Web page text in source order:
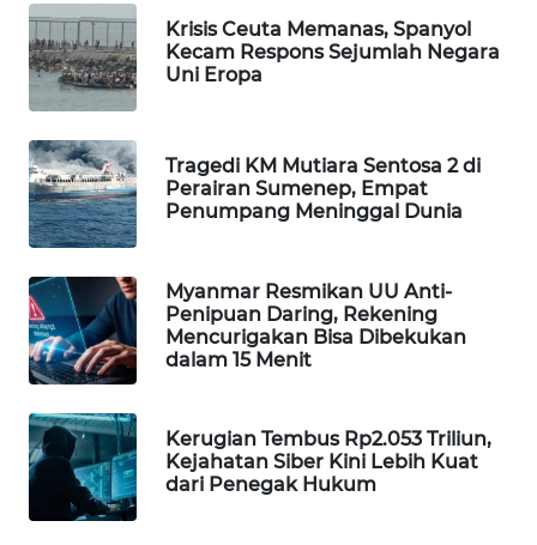
Krisis Ceuta Memanas, Spanyol
Kecam Respons Sejumlah Negara
Uni Eropa
Tragedi KM Mutiara Sentosa 2 di
Perairan Sumenep, Empat
Penumpang Meninggal Dunia
Myanmar Resmikan UU Anti-
Penipuan Daring, Rekening
Mencurigakan Bisa Dibekukan
dalam 15 Menit
Kerugian Tembus Rp2.053 Triliun,
Kejahatan Siber Kini Lebih Kuat
dari Penegak Hukum
WAHANA
Wahana
Network
KONSUMEN
LISTRIK
MASYARAKAT
KELISTRIKAN
WALINKI
ID
MAWAKA
ID
MARTABAT